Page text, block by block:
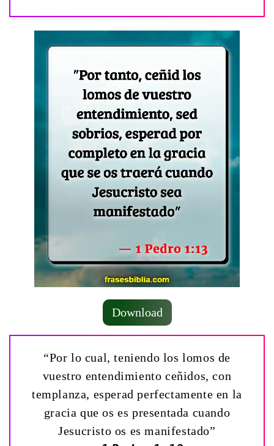
Download
“Por lo cual, teniendo los lomos de
vuestro entendimiento ceñidos, con
templanza, esperad perfectamente en la
gracia que os es presentada cuando
Jesucristo os es manifestado”